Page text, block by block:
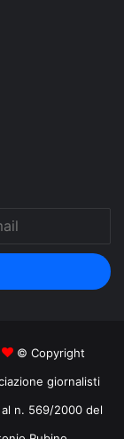
© Copyright
giornalisti
n. 569/2000 del